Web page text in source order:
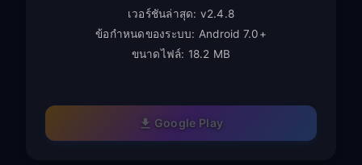
เวอร์ชันล่าสุด: v2.4.8
ข้อกำหนดของระบบ: Android 7.0+
ขนาดไฟล์: 18.2 MB
Google Play